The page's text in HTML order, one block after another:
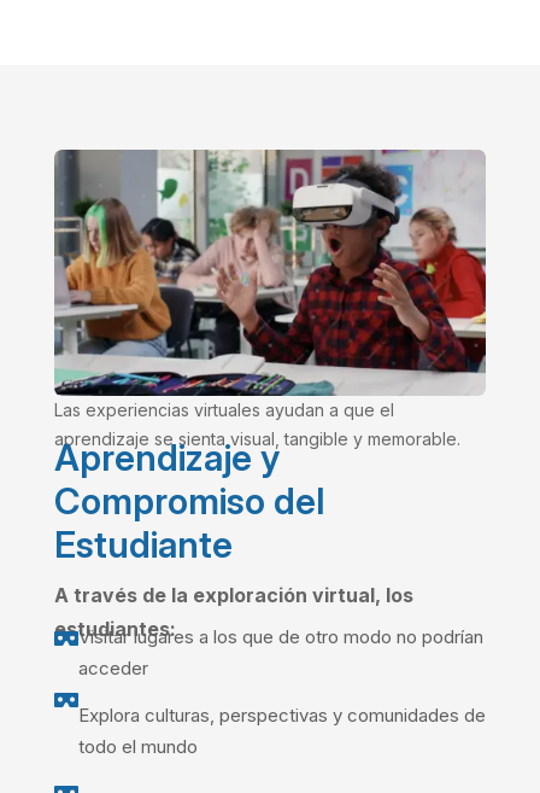
Las experiencias virtuales ayudan a que el
aprendizaje se sienta visual, tangible y memorable.
Aprendizaje y
Compromiso del
Estudiante
A través de la exploración virtual, los
estudiantes:
Visitar lugares a los que de otro modo no podrían
acceder

Explora culturas, perspectivas y comunidades de
todo el mundo